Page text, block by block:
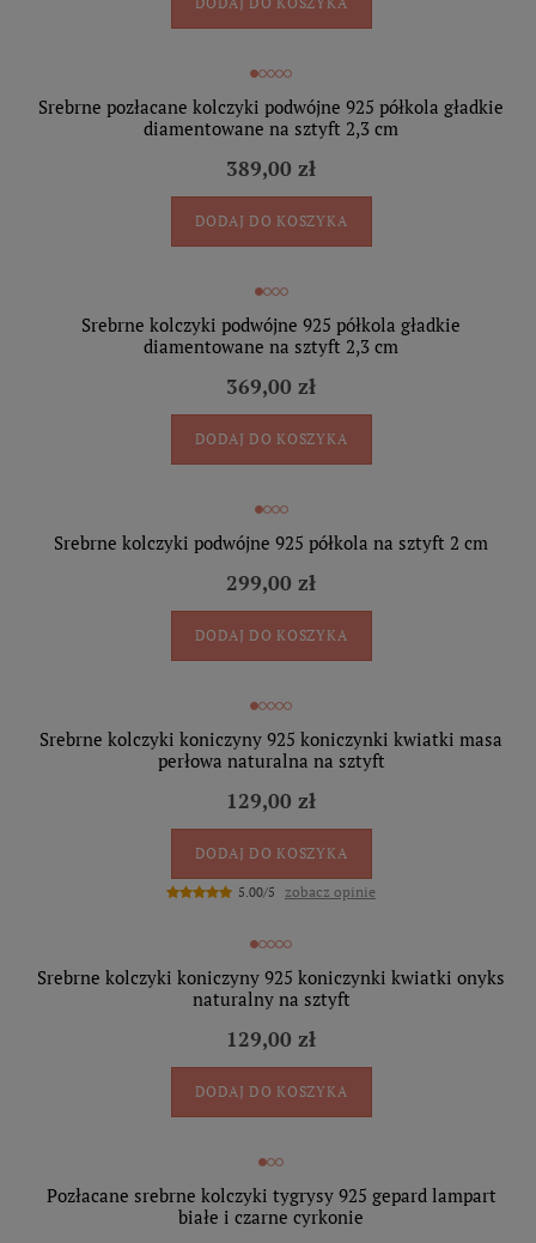
Srebrne pozłacane kolczyki podwójne 925 półkola gładkie
diamentowane na sztyft 2,3 cm
389,00 zł
DODAJ DO KOSZYKA
Srebrne kolczyki podwójne 925 półkola gładkie
diamentowane na sztyft 2,3 cm
369,00 zł
DODAJ DO KOSZYKA
Srebrne kolczyki podwójne 925 półkola na sztyft 2 cm
299,00 zł
DODAJ DO KOSZYKA
Srebrne kolczyki koniczyny 925 koniczynki kwiatki masa
perłowa naturalna na sztyft
129,00 zł
DODAJ DO KOSZYKA
5.00/5 zobacz opinie
Srebrne kolczyki koniczyny 925 koniczynki kwiatki onyks
naturalny na sztyft
129,00 zł
DODAJ DO KOSZYKA
Pozłacane srebrne kolczyki tygrysy 925 gepard lampart
białe i czarne cyrkonie